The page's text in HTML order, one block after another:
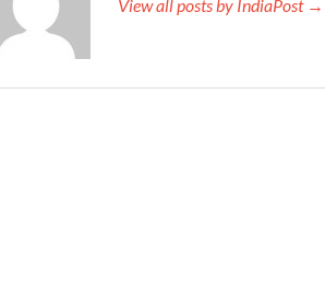
Katra Banihal Special Train: कटरा – बनिहाल के बीच
View all posts by IndiaPost →